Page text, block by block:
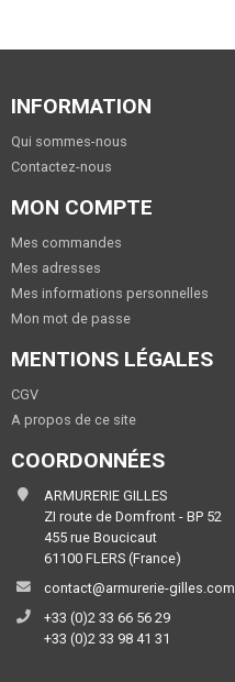
INFORMATION
Qui sommes-nous
Contactez-nous
MON COMPTE
Mes commandes
Mes adresses
Mes informations personnelles
Mon mot de passe
MENTIONS LÉGALES
CGV
A propos de ce site
COORDONNÉES
ARMURERIE GILLES
ZI route de Domfront - BP 52
455 rue Boucicaut
61100 FLERS (France)
contact@armurerie-gilles.com
+33 (0)2 33 66 56 29
+33 (0)2 33 98 41 31